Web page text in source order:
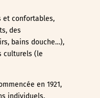
et confortables,
des
bains douche…),
culturels (le
en 1921,
individuels,